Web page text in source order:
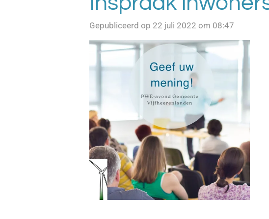
Gepubliceerd op 22 juli 2022 om 08:47